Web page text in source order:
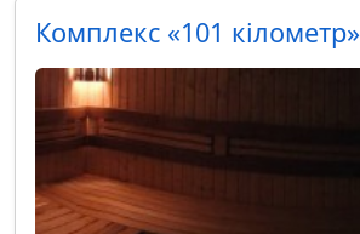
Комплекс «101 кілометр»